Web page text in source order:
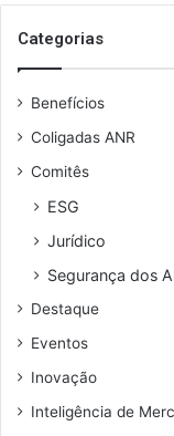
Categorias
Benefícios
Coligadas ANR
Comitês
ESG
Jurídico
Segurança dos
Destaque
Eventos
Inovação
Inteligência de